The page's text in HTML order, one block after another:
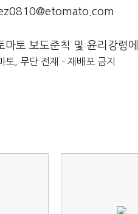
마토 보도준칙 및 윤리강령
, 무단 전재 - 재배포 금지